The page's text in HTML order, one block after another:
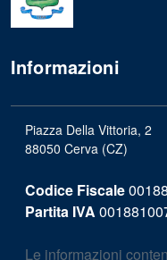
Informazioni
Piazza Della Vittoria, 2
88050 Cerva (CZ)
Codice Fiscale
Partita IVA
Le informazioni